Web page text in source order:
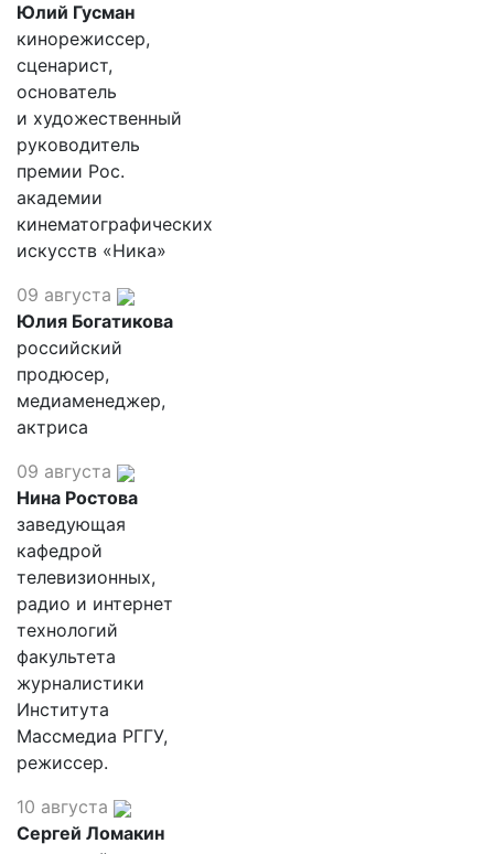
Юлий Гусман
кинорежиссер,
сценарист,
основатель
и художественный
руководитель
премии Рос.
академии
кинематографических
искусств «Ника»
09 августа
Юлия Богатикова
российский
продюсер,
медиаменеджер,
актриса
09 августа
Нина Ростова
заведующая
кафедрой
телевизионных,
радио и интернет
технологий
факультета
журналистики
Института
Массмедиа РГГУ,
режиссер.
10 августа
Сергей Ломакин